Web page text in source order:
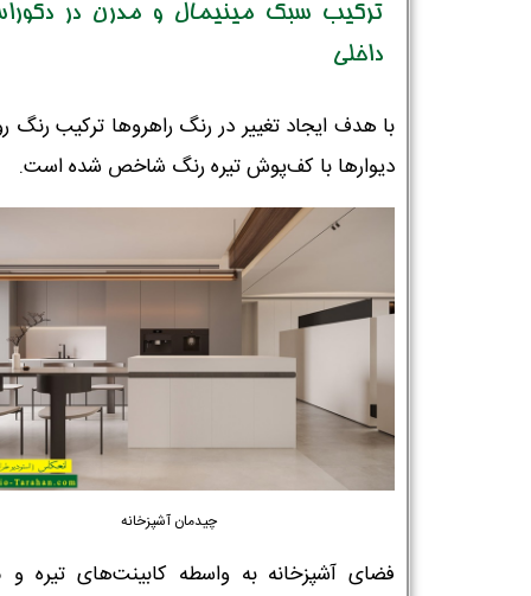
ترکیب سبک مینیمال و مدرن در
داخلی
با هدف ایجاد تغییر در رنگ راهروها ترکیب رنگ
دیوارها با کف‌پوش تیره رنگ شاخص شده است.
چیدمان آشپزخانه
فضای آشپزخانه به واسطه کابینت‌های تیره و